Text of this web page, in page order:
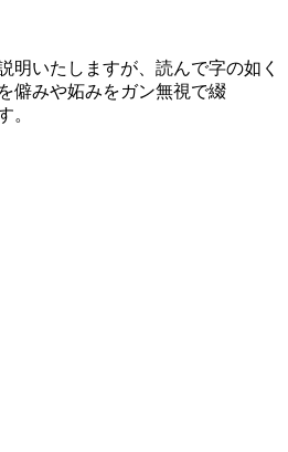
明いたしますが、読んで字の如く
僻みや妬みをガン無視で綴
。